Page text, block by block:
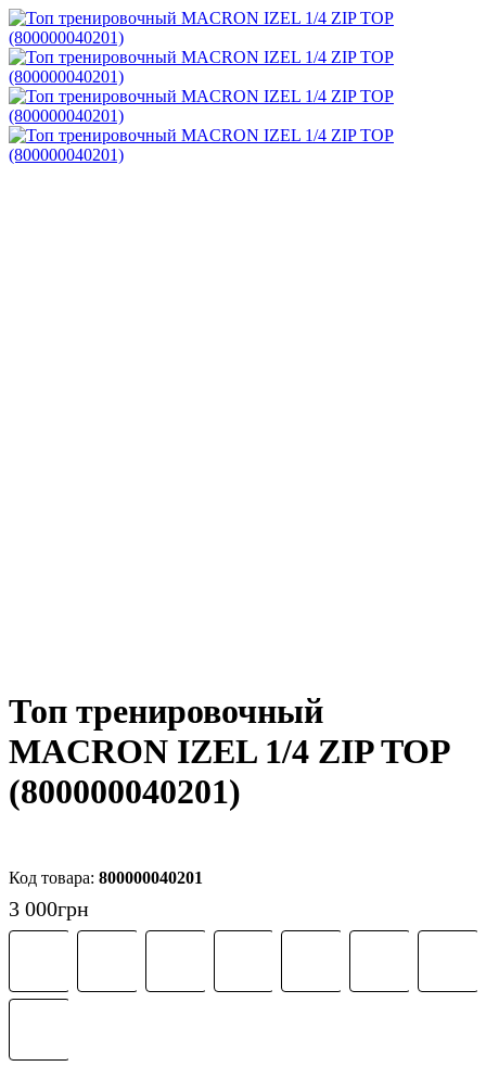
Топ тренировочный
MACRON IZEL 1/4 ZIP TOP
(800000040201)
800000040201
3 000грн